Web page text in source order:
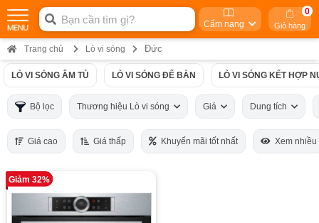
Cẩm nang Giỏ hàng
0
Trang chủ Lò vi sóng Đức
LÒ VI SÓNG ÂM TỦ LÒ VI SÓNG ĐỂ BÀN LÒ VI SÓNG KẾT HỢP
Bộ lọc Thương hiệu Lò vi sóng Giá Dung tích
Giá cao Giá thấp Khuyến mãi tốt nhất Xem nhiều
Giảm 32%